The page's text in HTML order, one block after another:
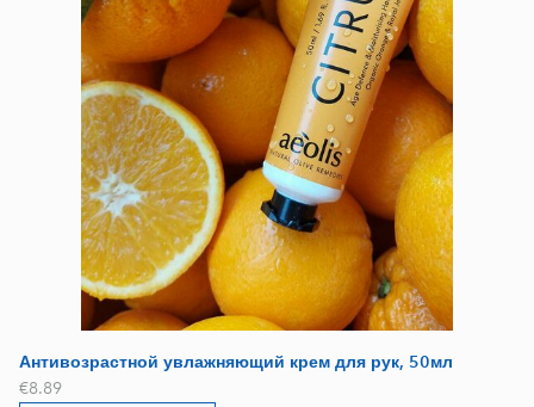
Антивозрастной увлажняющий крем для рук, 50мл
€8.89